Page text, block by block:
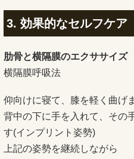
3. 効果的なセルフケア
肋骨と横隔膜のエクササイズ
横隔膜呼吸法
仰向けに寝て、膝を軽く曲げ
背中の下に手を入れて、その
す(インプリント姿勢)
上記の姿勢を継続しながら